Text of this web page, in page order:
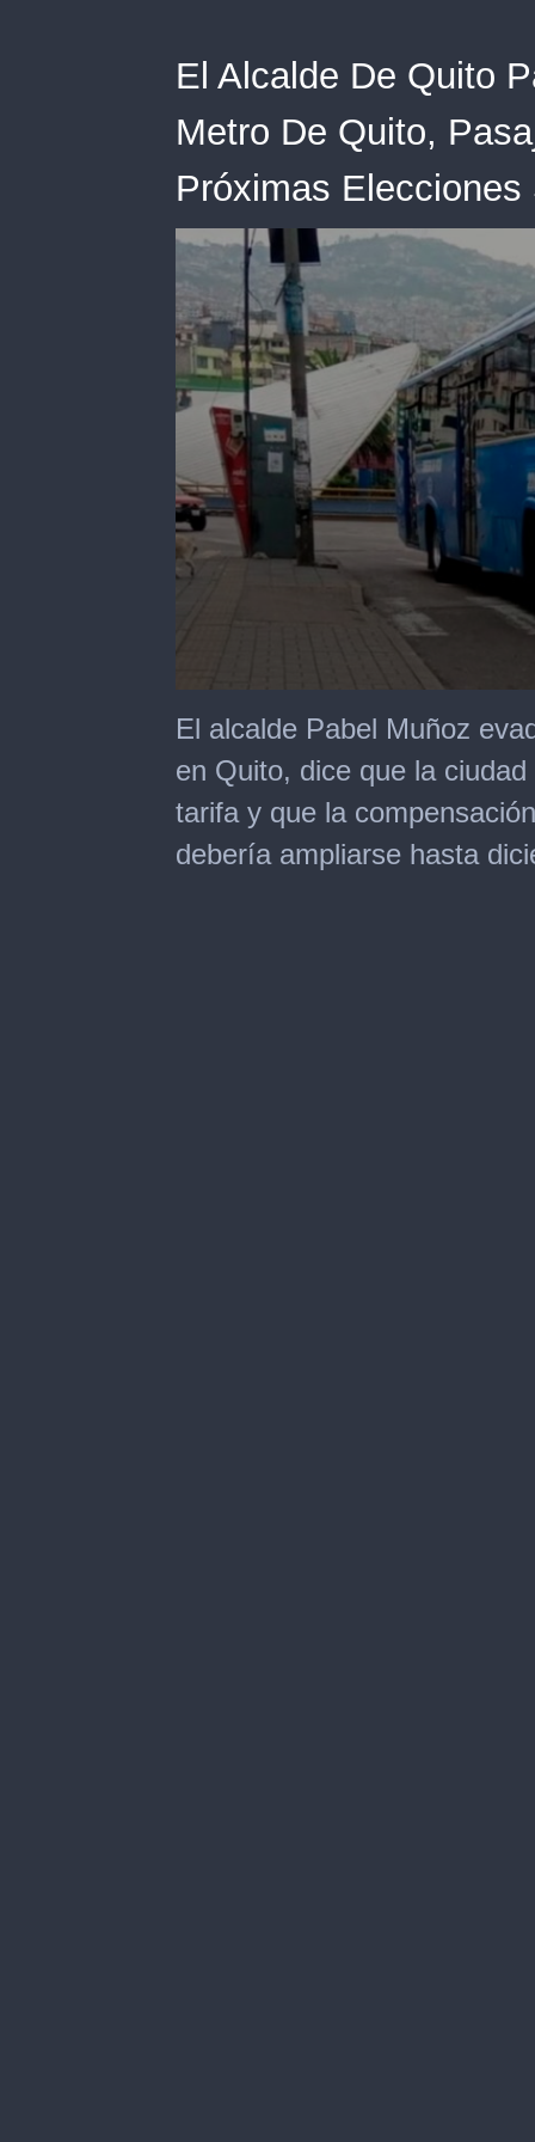
El Alcalde De Quito
Metro De Quito,
Próximas
seconds
of
hour,
minutes,
seconds
El alcalde Pabel Muñoz
en Quito, dice que la
tarifa y que la
debería ampliarse hasta